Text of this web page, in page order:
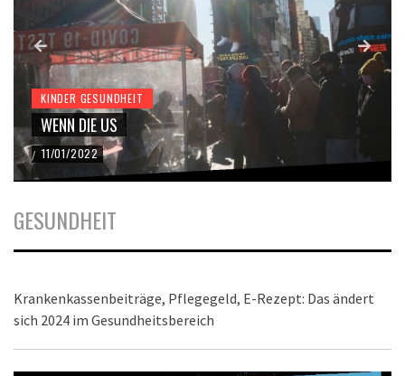
KINDER GESUNDHEIT
WENN DIE US
/ 11/01/2022
GESUNDHEIT
Krankenkassenbeiträge, Pflegegeld, E-Rezept: Das ändert
sich 2024 im Gesundheitsbereich